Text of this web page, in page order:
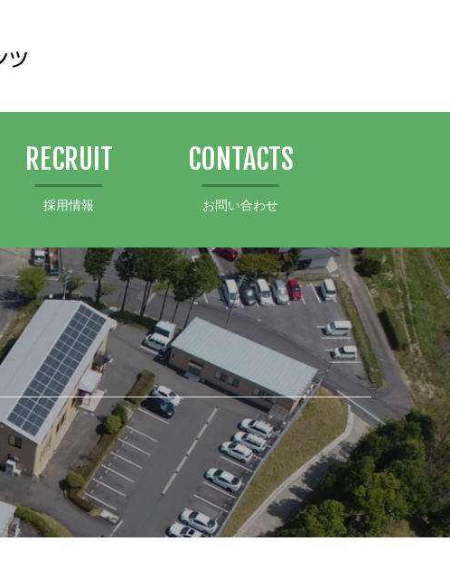
RECRUIT
採用情報
CONTACTS
お問い合わせ